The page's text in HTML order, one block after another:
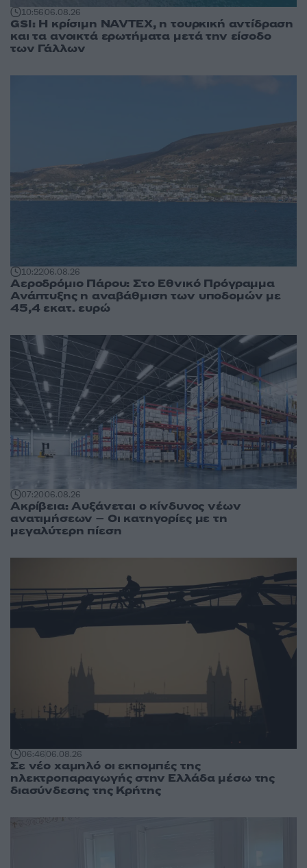
10:5606.08.26
GSI: Η κρίσιμη NAVTEX, η τουρκική αντίδραση
και τα ανοικτά ερωτήματα μετά την είσοδο
των Γάλλων
10:2206.08.26
Αεροδρόμιο Πάρου: Στο Εθνικό Πρόγραμμα
Ανάπτυξης η αναβάθμιση των υποδομών με
45,4 εκατ. ευρώ
07:2006.08.26
Ακρίβεια: Αυξάνεται ο κίνδυνος νέων
ανατιμήσεων – Οι κατηγορίες με τη
μεγαλύτερη πίεση
06:4606.08.26
Σε νέο χαμηλό οι εκπομπές της
ηλεκτροπαραγωγής στην Ελλάδα μέσω της
διασύνδεσης της Κρήτης